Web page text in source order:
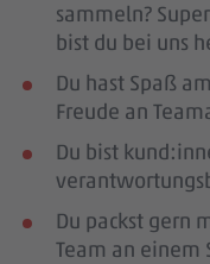
sammeln?
bist du bei uns
Du hast Spaß
Freude an
Du bist
Du packst gern
Team an einem